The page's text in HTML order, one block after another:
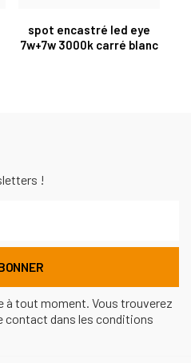
spot encastré led eye
7w+7w 3000k carré blanc
!
à tout moment. Vous trouverez
contact dans les conditions